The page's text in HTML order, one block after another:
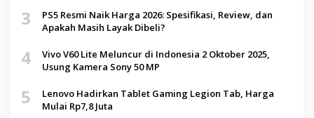
3
PS5 Resmi Naik Harga 2026: Spesifikasi, Review, dan
Apakah Masih Layak Dibeli?
4
Vivo V60 Lite Meluncur di Indonesia 2 Oktober 2025,
Usung Kamera Sony 50 MP
5
Lenovo Hadirkan Tablet Gaming Legion Tab, Harga
Mulai Rp7,8 Juta